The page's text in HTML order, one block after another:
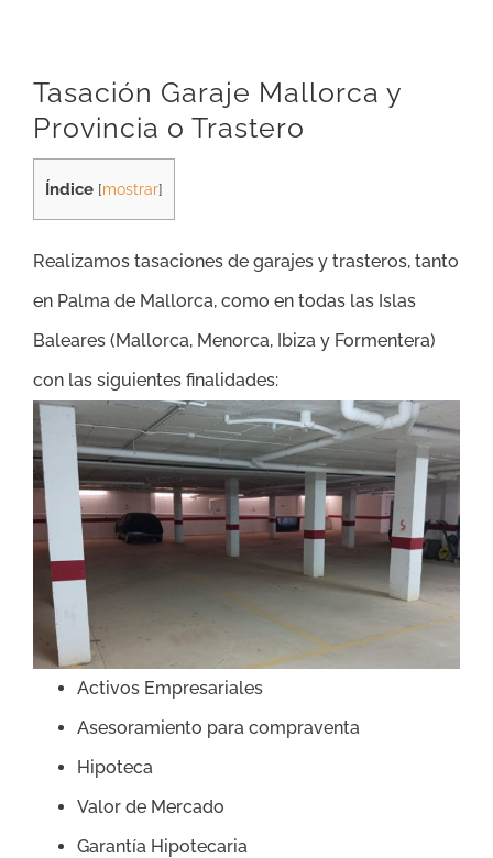
Tasación Garaje Mallorca y
Provincia o Trastero
Índice [mostrar]
Realizamos tasaciones de garajes y trasteros, tanto
en Palma de Mallorca, como en todas las Islas
Baleares (Mallorca, Menorca, Ibiza y Formentera)
con las siguientes finalidades:
Activos Empresariales
Asesoramiento para compraventa
Hipoteca
Valor de Mercado
Garantía Hipotecaria